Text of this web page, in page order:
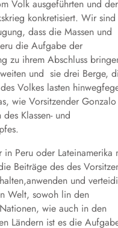
Volk ausgeführten und
konkretisiert. Wir
dass die Massen und
die Aufgabe der
zu ihrem Abschluss
und sie drei Berge,
Volkes lasten
wie Vorsitzender Gonzalo
Klassen- und
Peru oder Lateinamerika
Beiträge des des
und
Welt, sowoh lin den
wie auch in den
Ländern ist es die